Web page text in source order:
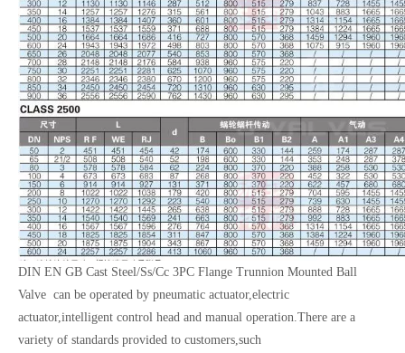
DIN EN GB Cast Steel/Ss/Cc 3PC Flange Trunnion Mounted Ball
Valve can be operated by pneumatic actuator,electric
actuator,intelligent control head and manual operation.There are a
variety of standards provided to customers,such